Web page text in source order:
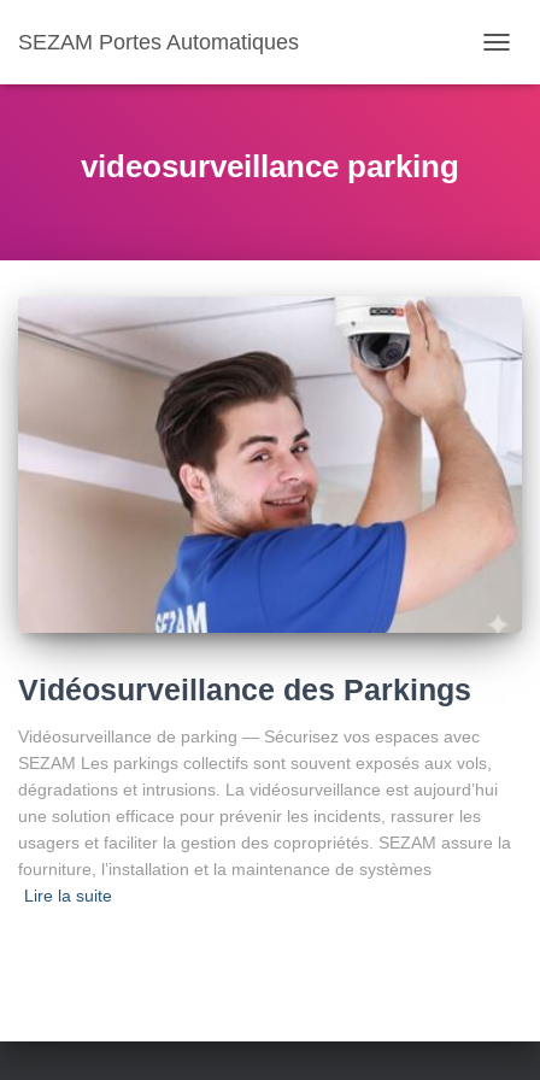
SEZAM Portes Automatiques
LA
videosurveillance parking
Vidéosurveillance des Parkings
Vidéosurveillance de parking — Sécurisez vos espaces avec
SEZAM Les parkings collectifs sont souvent exposés aux vols,
dégradations et intrusions. La vidéosurveillance est aujourd’hui
une solution efficace pour prévenir les incidents, rassurer les
usagers et faciliter la gestion des copropriétés. SEZAM assure la
fourniture, l’installation et la maintenance de systèmes
Lire la suite